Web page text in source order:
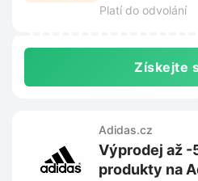
Platí do odvolání
Získejte
Adidas.cz
Výprodej až -
produkty na